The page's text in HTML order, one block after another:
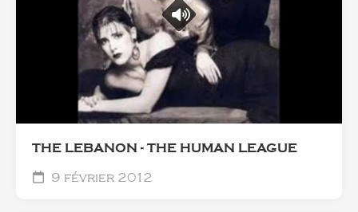
THE LEBANON - THE HUMAN LEAGUE
9 février 2012